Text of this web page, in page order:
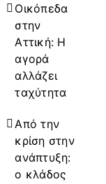
Οικόπεδα
στην
Αττική: Η
αγορά
αλλάζει
ταχύτητα
Από την
κρίση στην
ανάπτυξη:
ο κλάδος